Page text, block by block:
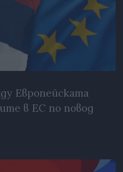
Европейската
в ЕС по повод